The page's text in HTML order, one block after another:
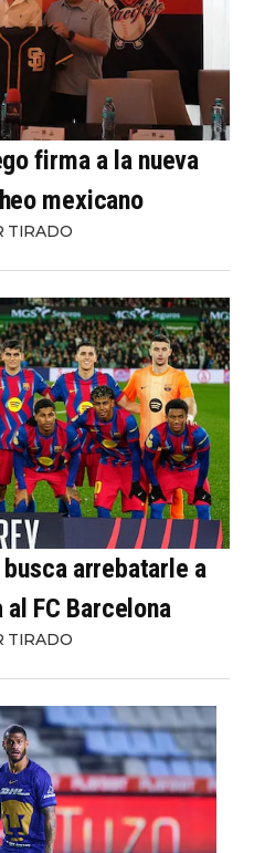
firma a la nueva
mexicano
TIRADO
busca arrebatarle a
FC Barcelona
TIRADO